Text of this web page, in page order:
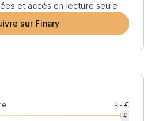
et accès en lecture seule
sur Finary
- - €
#